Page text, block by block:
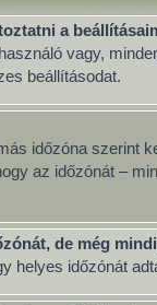
a
vagy,
beállításodat.
időzóna szerint
az időzónát –
de még
helyes időzónát